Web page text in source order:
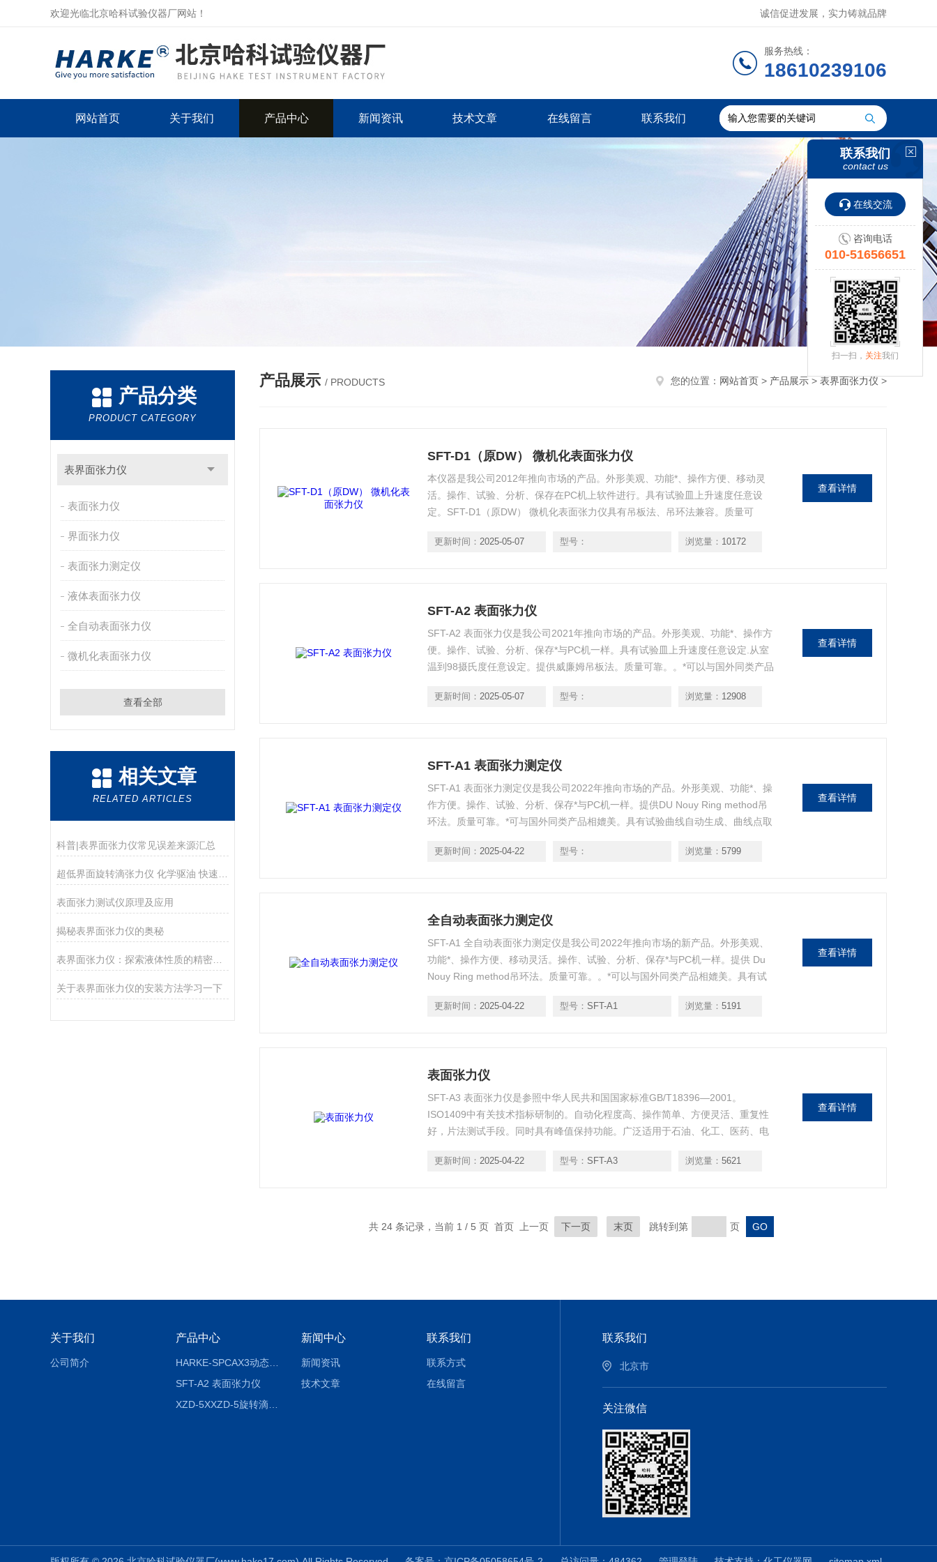
欢迎光临北京哈科试验仪器厂网站！ 诚信促进发展，实力铸就品牌
服务热线：
18610239106
网站首页 关于我们 产品中心 新闻资讯 技术文章 在线留言 联系我们
产品分类
PRODUCT CATEGORY
表界面张力仪
表面张力仪
界面张力仪
表面张力测定仪
液体表面张力仪
全自动表面张力仪
微机化表面张力仪
查看全部
相关文章
RELATED ARTICLES
科普|表界面张力仪常见误差来源汇总
表面张力测试仪原理及应用
揭秘表界面张力仪的奥秘
表界面张力仪：探索液体性质的精密工具
关于表界面张力仪的安装方法学习一下
产品展示 / PRODUCTS 您的位置： 网站首页 > 产品展示 > 表界面张力仪 >
SFT-D1（原DW） 微机化表面张力仪
本仪器是我公司2012年推向市场的产品。外形美观、功能*、操作方便、移动灵
活。操作、试验、分析、保存在PC机上软件进行。具有试验皿上升速度任意设
定。SFT-D1（原DW） 微机化表面张力仪具有吊板法、吊环法兼容。质量可
大、全屏等分析功能。提供哈科自主产权A3/A4/A5表面张力测试方法。
更新时间： 2025-05-07 型号： 浏览量： 10172
查看详情
SFT-A2 表面张力仪
SFT-A2 表面张力仪是我公司2021年推向市场的产品。外形美观、功能*、操作方
便。操作、试验、分析、保存*与PC机一样。具有试验皿上升速度任意设定.从室
温到98摄氏度任意设定。提供威廉姆吊板法。质量可靠。。*可以与国外同类产品
科自主产权A3/A4/A5表面张力测试方法。可以与各国进口仪器进行对比。
更新时间： 2025-05-07 型号： 浏览量： 12908
查看详情
SFT-A1 表面张力测定仪
SFT-A1 表面张力测定仪是我公司2022年推向市场的产品。外形美观、功能*、操
作方便。操作、试验、分析、保存*与PC机一样。提供DU Nouy Ring method吊
环法。质量可靠。*可与国外同类产品相媲美。具有试验曲线自动生成、曲线点取
更新时间： 2025-04-22 型号： 浏览量： 5799
查看详情
全自动表面张力测定仪
SFT-A1 全自动表面张力测定仪是我公司2022年推向市场的新产品。外形美观、
功能*、操作方便、移动灵活。操作、试验、分析、保存*与PC机一样。提供 Du
Nouy Ring method吊环法。质量可靠。。*可以与国外同类产品相媲美。具有试
A3/A4/A5表面张力测试方法。可与各国进口仪器进行数据对比。方法对比。
更新时间： 2025-04-22 型号： SFT-A1 浏览量： 5191
查看详情
表面张力仪
SFT-A3 表面张力仪是参照中华人民共和国国家标准GB/T18396—2001。
ISO1409中有关技术指标研制的。自动化程度高、操作简单、方便灵活、重复性
好，片法测试手段。同时具有峰值保持功能。广泛适用于石油、化工、医药、电
更新时间： 2025-04-22 型号： SFT-A3 浏览量： 5621
查看详情
共 24 条记录，当前 1 / 5 页 首页 上一页 下一页 末页 跳转到第 页
关于我们
公司简介
产品中心
HARKE-SPCAX3动态接触角测定仪系列
SFT-A2 表面张力仪
XZD-5XXZD-5旋转滴超低界面张力仪
新闻中心
新闻资讯
技术文章
联系我们
联系方式
在线留言
联系我们
北京市
关注微信
联系我们
contact us
在线交流
咨询电话
010-51656651
扫一扫， 关注我们